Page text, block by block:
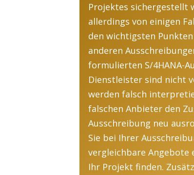
Projektes sichergestellt
allerdings von einigen
den wichtigsten Punkten
anderen
formulierten S/4HANA-
Dienstleister sind nicht
werden falsch
falschen Anbieter den
Ausschreibung neu
Sie bei Ihrer
vergleichbare
Ihr Projekt finden.